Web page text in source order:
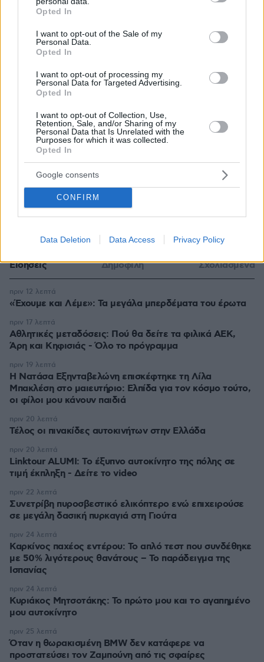
grant or deny consent to Google and its third-party tags to
use your data for below specified purposes in below Google
consent section.
Opted In
I want to opt-out of the Sale of my
Personal Data.
Opted In
I want to opt-out of processing my
Personal Data for Targeted Advertising.
Opted In
I want to opt-out of Collection, Use,
Retention, Sale, and/or Sharing of my
Personal Data that Is Unrelated with the
Purposes for which it was collected.
Opted In
Google consents
CONFIRM
Data Deletion Data Access Privacy Policy
Συγκλόνισε ο Αντώνης Σαμαράς στον
επικήδειο για την κόρη του: Ευχαριστώ τον Θεό
που μας έδωσε αυτό το δώρο έστω για 34
χρόνια
Ακολουθήστε τοprotothema.gr στο Google News
και μάθετε πρώτοι όλες τις ειδήσεις
Δείτε όλες τις τελευταίες
και τον Κόσμο, τη στιγμή που συμβαίνουν, στο
Protothema.gr
ΡΟΗ ΕΙΔΗΣΕΩΝ
Ειδήσεις Δημοφιλή Σχολιασμένα
«Έχουμε και Λέμε»: Τα μεγάλα μπερδέματα του έρωτα
πριν 12 λεπτά
Αθλητικές μεταδόσεις: Πού θα δείτε τα φιλικά ΑΕΚ,
Άρη και Κηφισιάς - Όλο το πρόγραμμα
πριν 17 λεπτά
Η Νατάσα Εξηνταβελώνη επισκέφτηκε τη Λίλα
Μπακλέση στο μαιευτήριο: Ελπίδα για τον κόσμο τούτο,
οι φίλοι μου κάνουν παιδιά
πριν 19 λεπτά
Τέλος οι πινακίδες αυτοκινήτων στην Ελλάδα
πριν 20 λεπτά
Linktour ALUMI: Το έξυπνο αυτοκίνητο της πόλης σε
τιμή έκπληξη - Δείτε το video
πριν 20 λεπτά
Συνετρίβη πυροσβεστικό ελικόπτερο ενώ επιχειρούσε
σε μεγάλη δασική πυρκαγιά στη Γιούτα
πριν 22 λεπτά
Καρκίνος παχέος εντέρου: Το απλό τεστ που συνδέθηκε
με 50% λιγότερους θανάτους – Το παράδειγμα της
Ισπανίας
πριν 24 λεπτά
Κυριάκος Μητσοτάκης: Το πρώτο μου και το αγαπημένο
μου αυτοκίνητο
πριν 24 λεπτά
Όταν η θωρακισμένη BMW δεν κατάφερε να
προστατεύσει τον Ζαμπούνη από τις σφαίρες
πριν 25 λεπτά